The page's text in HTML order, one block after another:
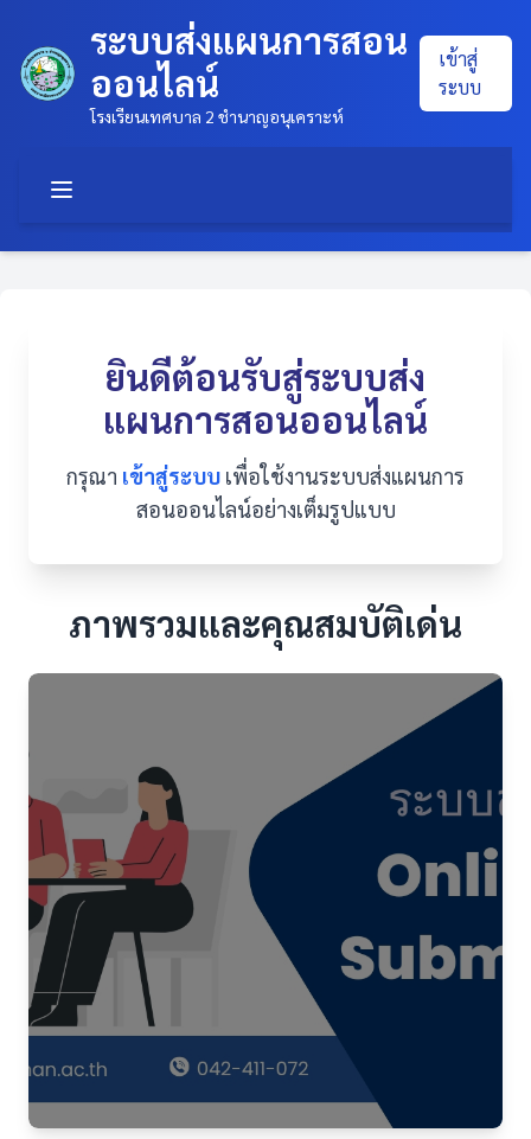
ระบบส่งแผนการสอน
ออนไลน์
โรงเรียนเทศบาล 2 ชำนาญอนุเคราะห์
เข้าสู่
ระบบ
ยินดีต้อนรับสู่ระบบส่ง
แผนการสอนออนไลน์
กรุณา เข้าสู่ระบบ เพื่อใช้งานระบบส่งแผนการ
สอนออนไลน์อย่างเต็มรูปแบบ
ภาพรวมและคุณสมบัติเด่น